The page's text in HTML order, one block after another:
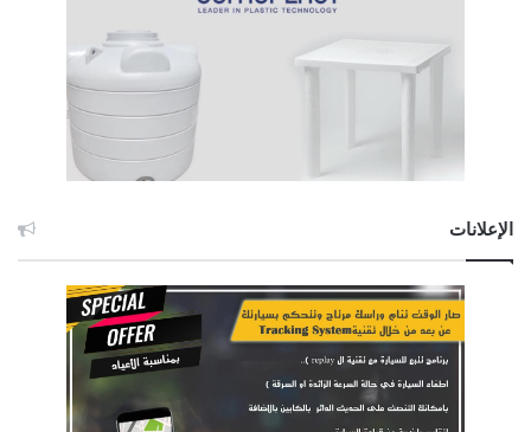
الإعلانات